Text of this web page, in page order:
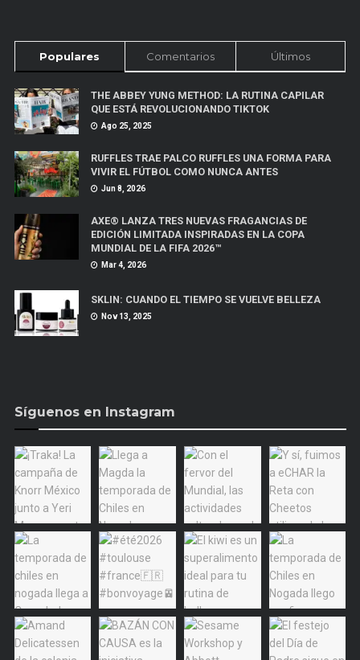
Populares Comentarios Últimos
THE ABBEY YUNG METHOD: LA RUTINA CAPILAR
QUE ESTÁ REVOLUCIONANDO TIKTOK
Ago 25, 2025
RUFFLES TRAE PALCO RUFFLES UNA FORMA PARA
VIVIR EL FÚTBOL COMO NUNCA ANTES
Jun 8, 2026
AXE® LANZA TRES NUEVAS FRAGANCIAS DE
EDICIÓN LIMITADA INSPIRADAS EN LA COPA
MUNDIAL DE LA FIFA 2026™
Mar 4, 2026
SKLIN: CUANDO EL TIEMPO SE VUELVE BELLEZA
Nov 13, 2025
Síguenos en Instagram